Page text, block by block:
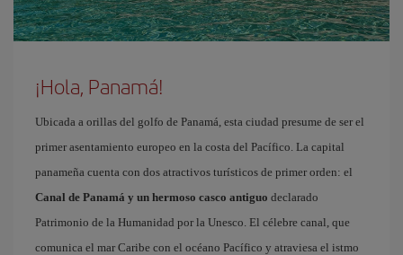
¡Hola, Panamá!
Ubicada a orillas del golfo de Panamá, esta ciudad presume de ser el
primer asentamiento europeo en la costa del Pacífico. La capital
panameña cuenta con dos atractivos turísticos de primer orden: el
Canal de Panamá y un hermoso casco antiguo declarado
Patrimonio de la Humanidad por la Unesco. El célebre canal, que
comunica el mar Caribe con el océano Pacífico y atraviesa el istmo